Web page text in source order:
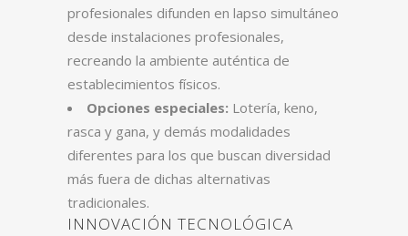
profesionales difunden en lapso simultáneo
desde instalaciones profesionales,
recreando la ambiente auténtica de
establecimientos físicos.
Opciones especiales: Lotería, keno,
rasca y gana, y demás modalidades
diferentes para los que buscan diversidad
más fuera de dichas alternativas
tradicionales.
INNOVACIÓN TECNOLÓGICA